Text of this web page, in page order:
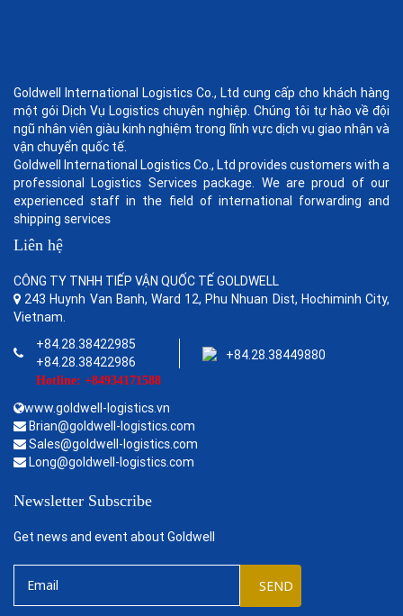
Goldwell International Logistics Co., Ltd cung cấp cho khách hàng
một gói Dịch Vụ Logistics chuyên nghiệp. Chúng tôi tự hào về đội
ngũ nhân viên giàu kinh nghiệm trong lĩnh vực dịch vụ giao nhận và
vận chuyển quốc tế.
Goldwell International Logistics Co., Ltd provides customers with a
professional Logistics Services package. We are proud of our
experienced staff in the field of international forwarding and
shipping services
Liên hệ
CÔNG TY TNHH TIẾP VẬN QUỐC TẾ GOLDWELL
243 Huynh Van Banh, Ward 12, Phu Nhuan Dist, Hochiminh City,
Vietnam.
+84.28.38422985
+84.28.38422986
Hotline: +84934171588
+84.28.38449880
www.goldwell-logistics.vn
Brian@goldwell-logistics.com
Sales@goldwell-logistics.com
Long@goldwell-logistics.com
Newsletter Subscribe
Get news and event about Goldwell